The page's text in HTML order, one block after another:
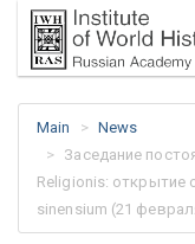
Main
News
Заседание
Religionis: открытие
sinensium (21